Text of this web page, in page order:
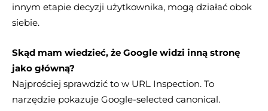
innym etapie decyzji użytkownika, mogą działać obok
siebie.
Skąd mam wiedzieć, że Google widzi inną stronę
jako główną?
Najprościej sprawdzić to w URL Inspection. To
narzędzie pokazuje Google-selected canonical.